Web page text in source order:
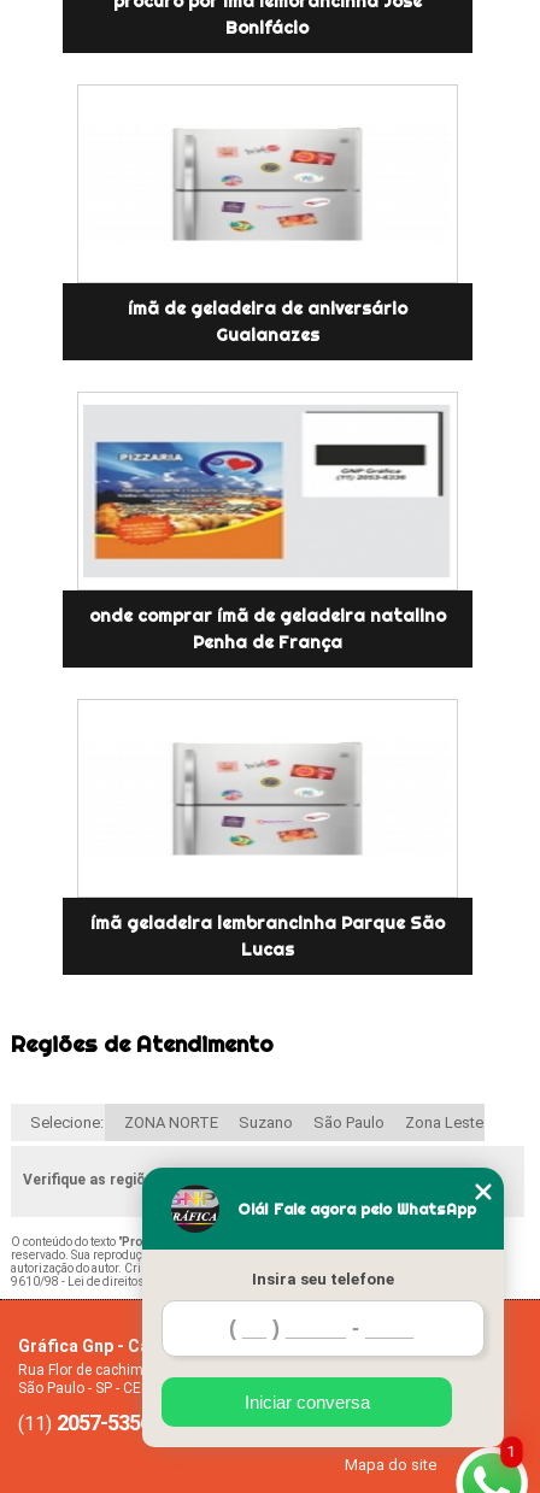
Bonifácio
ímã de geladeira de aniversário
Guaianazes
onde comprar ímã de geladeira natalino
Penha de França
ímã geladeira lembrancinha Parque São
Lucas
Regiões de Atendimento
Selecione: ZONA NORTE Suzano São Paulo Zona Leste
Verifique as regiões que atendemos
O conteúdo do texto "Procuro por ímã de Geladeira 45x50 Penha de França
reservado. Sua reprodução, parcial ou total, mesmo citando nossos links, é proibida sem a
autorização do autor. Crime de violação de direito autoral – artigo 184 do Código Penal –
9610/98 - Lei de direitos autorais
Gráfica Gnp - Cartão de visita
Rua Flor de cachimbo, 274 - Jardim Santana
São Paulo - SP - CEP: 08050-040
(11) 2057-5356 (11)94612-2445
Empresa
Missão
Mapa do site
1
Olá! Fale agora pelo WhatsApp
Insira seu telefone
Iniciar conversa